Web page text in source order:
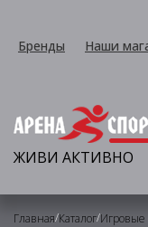
Бренды Наши
ЖИВИ АКТИВНО
Главная/Каталог/Игровые